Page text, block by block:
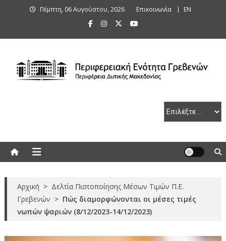
Πέμπτη, 06 Αυγούστου, 2026 Επικοινωνία ΕΝ
Αρχική > Δελτία Πιστοποίησης Μέσων Τιμών Π.Ε.
Γρεβενών > Πώς διαμορφώνονται οι μέσες τιμές
νωπών ψαριών (8/12/2023-14/12/2023)